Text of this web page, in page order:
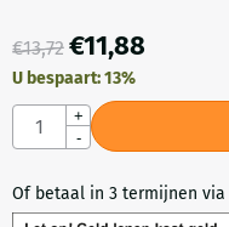
€13,72 €11,88
U bespaart:13%
Aantal
+
-
Of betaal in 3 termijnen via